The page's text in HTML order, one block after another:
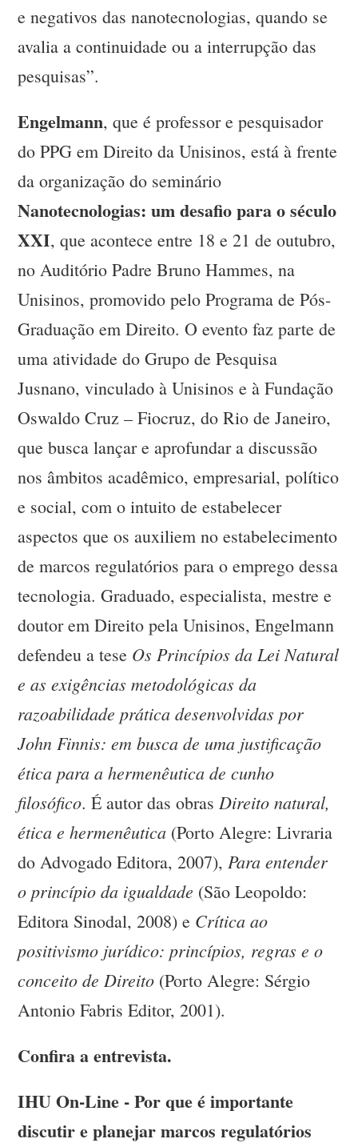
e negativos das nanotecnologias, quando se
avalia a continuidade ou a interrupção das
pesquisas”.
Engelmann, que é professor e pesquisador
do PPG em Direito da Unisinos, está à frente
da organização do seminário
Nanotecnologias: um desafio para o século
XXI, que acontece entre 18 e 21 de outubro,
no Auditório Padre Bruno Hammes, na
Unisinos, promovido pelo Programa de Pós-
Graduação em Direito. O evento faz parte de
uma atividade do Grupo de Pesquisa
Jusnano, vinculado à Unisinos e à Fundação
Oswaldo Cruz – Fiocruz, do Rio de Janeiro,
que busca lançar e aprofundar a discussão
nos âmbitos acadêmico, empresarial, político
e social, com o intuito de estabelecer
aspectos que os auxiliem no estabelecimento
de marcos regulatórios para o emprego dessa
tecnologia. Graduado, especialista, mestre e
doutor em Direito pela Unisinos, Engelmann
defendeu a tese Os Princípios da Lei Natural
e as exigências metodológicas da
razoabilidade prática desenvolvidas por
John Finnis: em busca de uma justificação
ética para a hermenêutica de cunho
filosófico. É autor das obrasDireito natural,
ética e hermenêutica (Porto Alegre: Livraria
do Advogado Editora, 2007),Para entender
o princípio da igualdade (São Leopoldo:
Editora Sinodal, 2008) e Crítica ao
positivismo jurídico: princípios, regras e o
conceito de Direito (Porto Alegre: Sérgio
Antonio Fabris Editor, 2001).
Confira a entrevista.
IHU On-Line - Por que é importante
discutir e planejar marcos regulatórios